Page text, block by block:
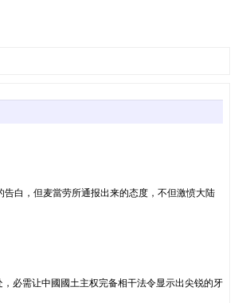
白，但麦當劳所通报出来的态度，不但激愤大陆
必需让中國國土主权完备相干法令显示出尖锐的牙